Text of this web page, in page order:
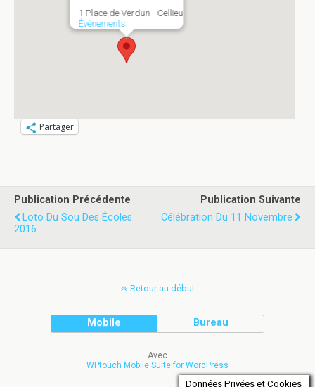
1 Place de Verdun - Cellieu
Événements
Partager
Publication Précédente
Loto Du Sou Des Écoles
2016
Publication Suivante
Célébration Du 11 Novembre
Retour au début
Mobile Bureau
Données Privées et Cookies
Avec
WPtouch Mobile Suite for WordPress